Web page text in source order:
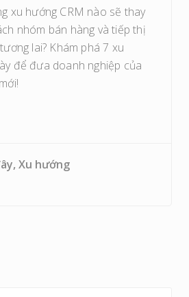
xu hướng CRM nào sẽ thay
nhóm bán hàng và tiếp thị
lai? Khám phá 7 xu
để đưa doanh nghiệp của
, Xu hướng